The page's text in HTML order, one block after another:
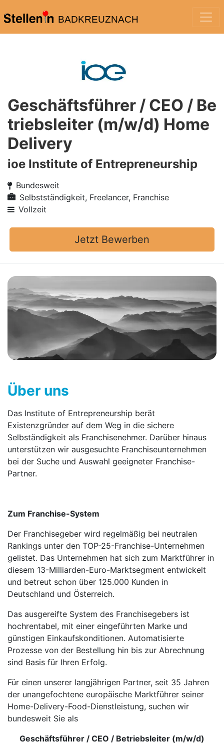
BADKREUZNACH
Geschäftsführer / CEO / Be
triebsleiter (m/w/d) Home
Delivery
ioe Institute of Entrepreneurship
Bundesweit
Selbstständigkeit, Freelancer, Franchise
Vollzeit
Jetzt Bewerben
Über uns
Das Institute of Entrepreneurship berät
Existenzgründer auf dem Weg in die sichere
Selbständigkeit als Franchisenehmer. Darüber hinaus
unterstützen wir ausgesuchte Franchise­unternehmen
bei der Suche und Auswahl geeigneter Franchise-
Partner.
Zum Franchise-System
Der Franchisegeber wird regelmäßig bei neutralen
Rankings unter den TOP-25-Franchise-Unter­nehmen
gelistet. Das Unter­nehmen hat sich zum Marktführer in
diesem 13-Milliarden-Euro-Markt­segment entwickelt
und betreut schon über 125.000 Kunden in
Deutschland und Österreich.
Das ausgereifte System des Franchisegebers ist
hochrentabel, mit einer eingeführten Marke und
günstigen Einkaufskonditionen. Automatisierte
Prozesse von der Bestellung hin bis zur Abrechnung
sind Basis für Ihren Erfolg.
Für einen unserer langjährigen Partner, seit 35 Jahren
der unangefochtene europäische Marktführer seiner
Home-Delivery-Food-Dienstleistung, suchen wir
bundesweit Sie als
Geschäftsführer / CEO / Betriebsleiter (m/w/d)